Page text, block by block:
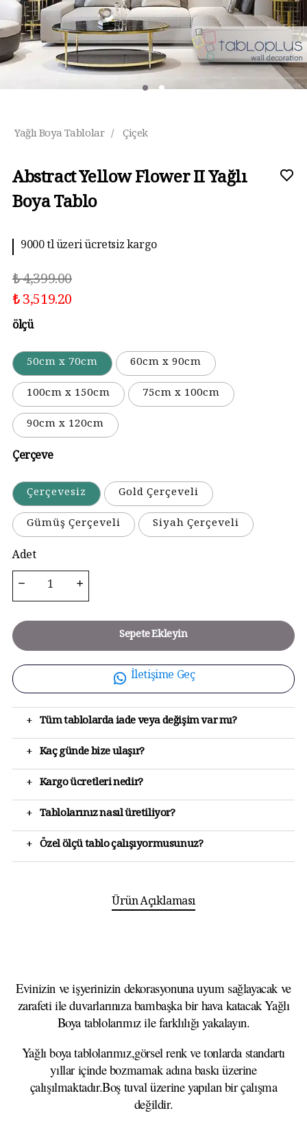
Yağlı Boya Tablolar / Çiçek
Abstract Yellow Flower II Yağlı
Boya Tablo
9000 tl üzeri ücretsiz kargo
10 aya kadar taksit imkanı
₺ 4,399.00
₺ 3,519.20
ölçü
50cm x 70cm
60cm x 90cm
100cm x 150cm
75cm x 100cm
90cm x 120cm
Çerçeve
Çerçevesiz
Gold Çerçeveli
Gümüş Çerçeveli
Siyah Çerçeveli
Adet
Sepete Ekleyin
İletişime Geç
+ Tüm tablolarda iade veya değişim var mı?
+ Kaç günde bize ulaşır?
+ Kargo ücretleri nedir?
+ Tablolarınız nasıl üretiliyor?
+ Özel ölçü tablo çalışıyormusunuz?
Ürün Açıklaması
Evinizin ve işyerinizin dekorasyonuna uyum sağlayacak ve
zarafeti ile duvarlarınıza bambaşka bir hava katacak Yağlı
Boya tablolarımız ile farklılığı yakalayın.
Yağlı boya tablolarımız,görsel renk ve tonlarda standartı
yıllar içinde bozmamak adına baskı üzerine
çalışılmaktadır.Boş tuval üzerine yapılan bir çalışma
değildir.